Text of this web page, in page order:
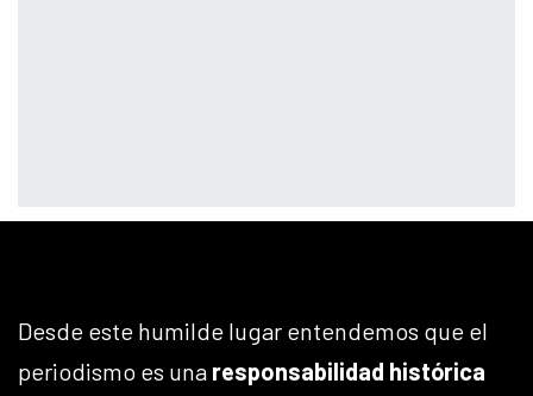
Desde este humilde lugar entendemos que el
periodismo es una responsabilidad histórica